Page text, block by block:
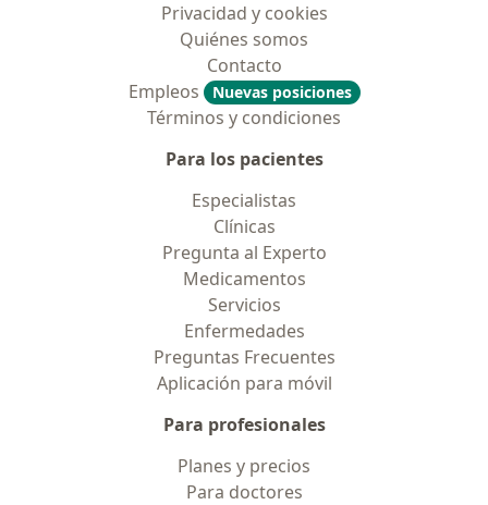
Privacidad y cookies
Quiénes somos
Contacto
Empleos
Nuevas posiciones
Términos y condiciones
Para los pacientes
Especialistas
Clínicas
Pregunta al Experto
Medicamentos
Servicios
Enfermedades
Preguntas Frecuentes
Aplicación para móvil
Para profesionales
Planes y precios
Para doctores